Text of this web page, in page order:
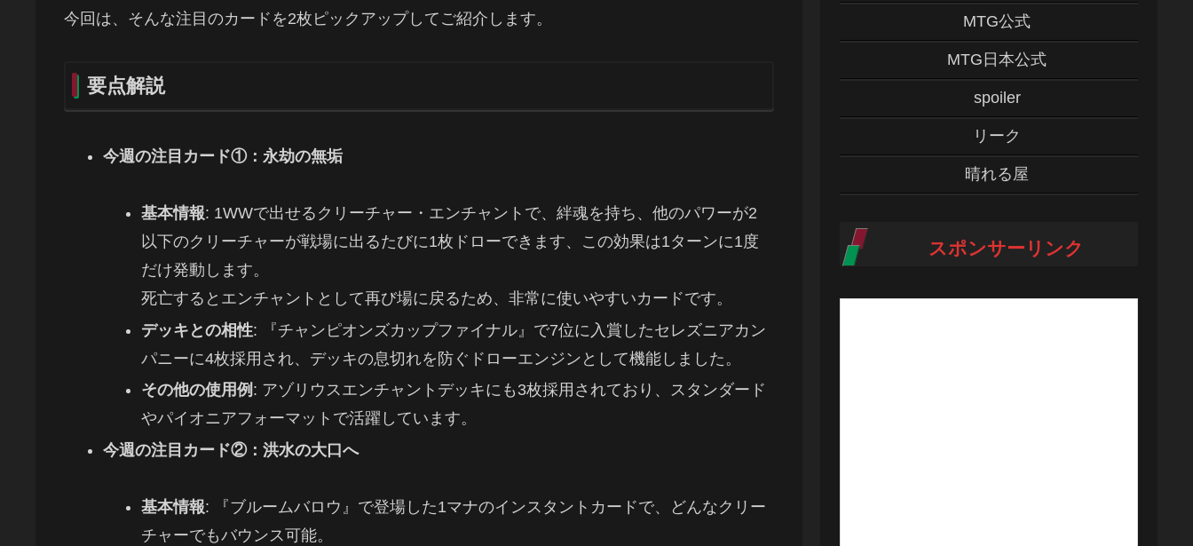
今回は、そんな注目のカードを2枚ピックアップしてご紹介します。
要点解説
今週の注目カード①：永劫の無垢
基本情報: 1WWで出せるクリーチャー・エンチャントで、絆魂を持ち、他のパワーが2
以下のクリーチャーが戦場に出るたびに1枚ドローできます、この効果は1ターンに1度
だけ発動します。
死亡するとエンチャントとして再び場に戻るため、非常に使いやすいカードです。
デッキとの相性: 『チャンピオンズカップファイナル』で7位に入賞したセレズニアカン
パニーに4枚採用され、デッキの息切れを防ぐドローエンジンとして機能しました。
その他の使用例 : アゾリウスエンチャントデッキにも3枚採用されており、スタンダード
やパイオニアフォーマットで活躍しています。
今週の注目カード②：洪水の大口へ
基本情報: 『ブルームバロウ』で登場した1マナのインスタントカードで、どんなクリー
チャーでもバウンス可能。
MTG公式
MTG日本公式
spoiler
リーク
晴れる屋
スポンサーリンク